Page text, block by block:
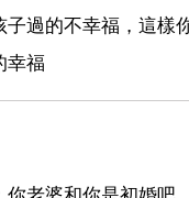
過的不幸福，這
幸福